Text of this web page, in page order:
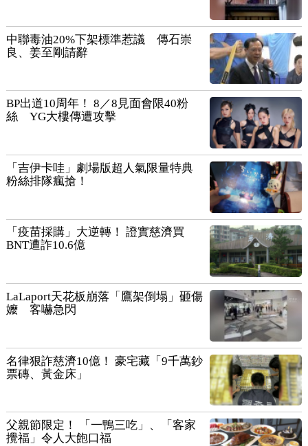
中聯毒油20%下架標準惹議 傳石崇
良、姜至剛請辭
BP出道10周年！ 8／8見面會限40粉
絲 YG大樓傳遭攻擊
「吉伊卡哇」劇場版超人氣限量特典
粉絲排隊瘋搶！
「疫苗採購」大逆轉！ 證實慈濟買
BNT遭詐10.6億
LaLaport天花板崩落「鷹架倒塌」砸傷
嬤 客嚇急閃
名律狠詐慈濟10億！ 豪宅藏「9千萬鈔
票磚、黃金床」
父親節限定！ 「一鴨三吃」、「客家
攪福」令人大飽口福